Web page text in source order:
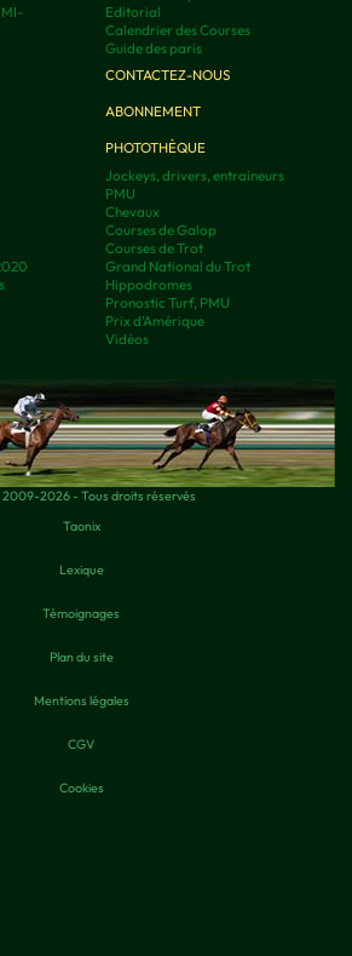
MI-
Editorial
Calendrier des Courses
Guide des paris
CONTACTEZ-NOUS
ABONNEMENT
PHOTOTHÈQUE
Jockeys, drivers, entraineurs
PMU
Chevaux
Courses de Galop
Courses de Trot
Grand National du Trot
Hippodromes
Pronostic Turf, PMU
Prix d’Amérique
Vidéos
2026 - Tous droits réservés
Taonix
Lexique
Témoignages
Plan du site
Mentions légales
CGV
Cookies